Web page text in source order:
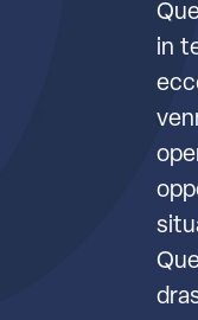
in